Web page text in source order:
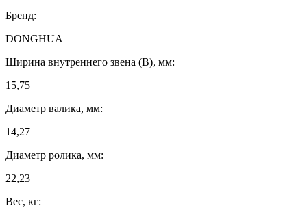
Бренд:
DONGHUA
Ширина внутреннего звена (B), мм:
15,75
Диаметр валика, мм:
14,27
Диаметр ролика, мм:
22,23
Вес, кг: